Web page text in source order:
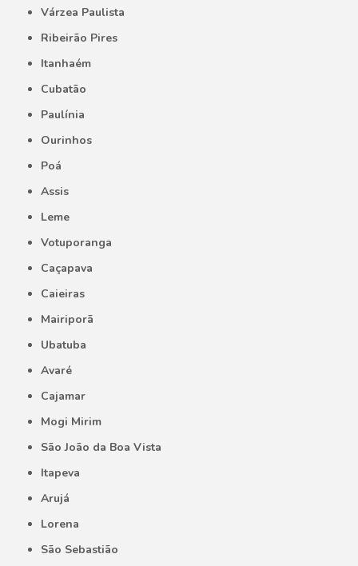
Várzea Paulista
Ribeirão Pires
Itanhaém
Cubatão
Paulínia
Ourinhos
Poá
Assis
Leme
Votuporanga
Caçapava
Caieiras
Mairiporã
Ubatuba
Avaré
Cajamar
Mogi Mirim
São João da Boa Vista
Itapeva
Arujá
Lorena
São Sebastião